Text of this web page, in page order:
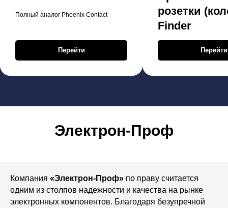
Полный аналог Phoenix Contact
Перейти
розетки
Finder
Перейти
Электрон-Проф
Компания «Электрон-Проф» по праву считается
одним из столпов надежности и качества на рынке
электронных компонентов. Благодаря безупречной